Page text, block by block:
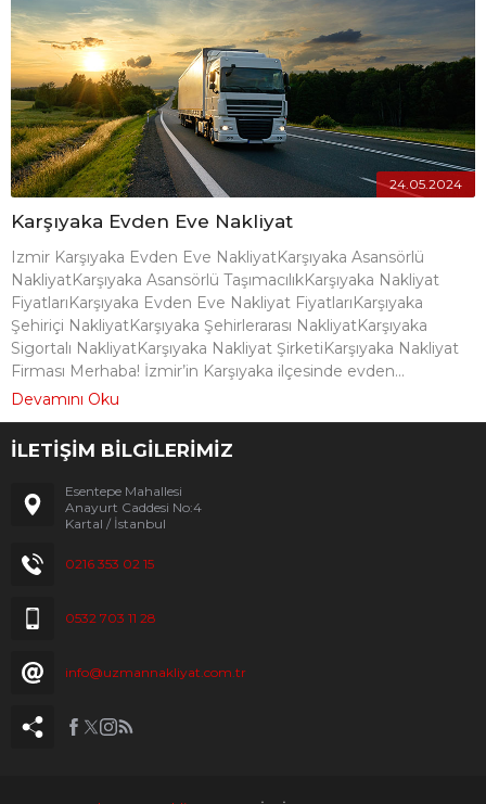
24.05.2024
Karşıyaka Evden Eve Nakliyat
Izmir Karşıyaka Evden Eve NakliyatKarşıyaka Asansörlü
NakliyatKarşıyaka Asansörlü TaşımacılıkKarşıyaka Nakliyat
FiyatlarıKarşıyaka Evden Eve Nakliyat FiyatlarıKarşıyaka
Şehiriçi NakliyatKarşıyaka Şehirlerarası NakliyatKarşıyaka
Sigortalı NakliyatKarşıyaka Nakliyat ŞirketiKarşıyaka Nakliyat
Firması Merhaba! İzmir’in Karşıyaka ilçesinde evden...
Devamını Oku
İLETİŞİM BİLGİLERİMİZ
Esentepe Mahallesi
Anayurt Caddesi No:4
Kartal / İstanbul
0216 353 02 15
0532 703 11 28
info@uzmannakliyat.com.tr